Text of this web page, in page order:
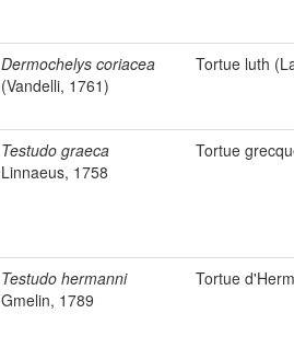
Dermochelys coriacea
(Vandelli, 1761)
Tortue luth
Testudo graeca
Linnaeus, 1758
Tortue
Testudo hermanni
Gmelin, 1789
Tortue